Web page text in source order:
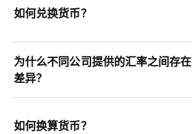
如何兑换货币？
为什么不同公司提供的汇率之间存在
差异？
如何换算货币？